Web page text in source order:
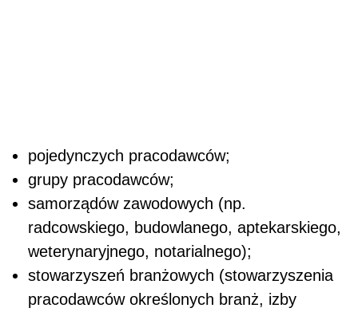
pojedynczych pracodawców;
grupy pracodawców;
samorządów zawodowych (np.
radcowskiego, budowlanego, aptekarskiego,
weterynaryjnego, notarialnego);
stowarzyszeń branżowych (stowarzyszenia
pracodawców określonych branż, izby